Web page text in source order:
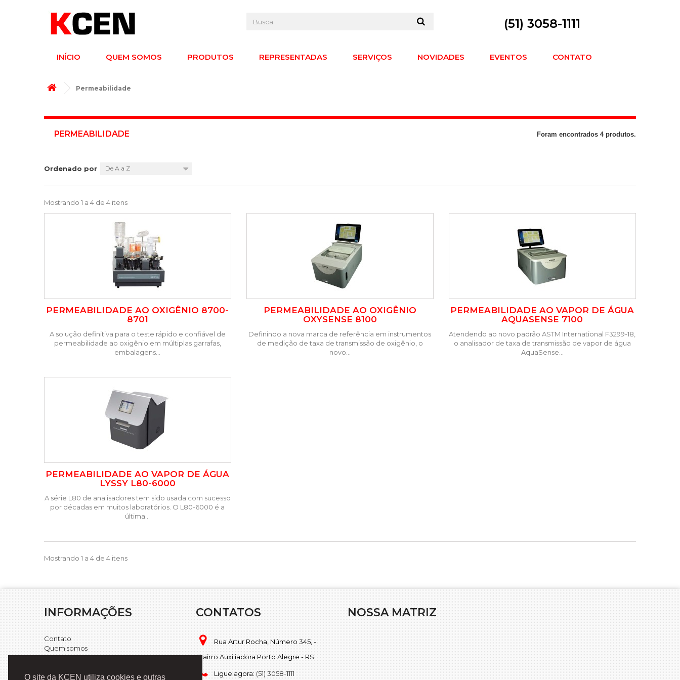
O site da KCEN utiliza cookies e outras
INÍCIO QUEM SOMOS PRODUTOS REPRESENTADAS SERVIÇOS NOVIDADES EVENTOS CONTATO
(51) 3058-1111
Permeabilidade
PERMEABILIDADE Foram encontrados 4 produtos.
Ordenado por De A a Z
Mostrando 1 a 4 de 4 itens
PERMEABILIDADE AO OXIGÊNIO 8700-
8701
A solução definitiva para o teste rápido e confiável de
permeabilidade ao oxigênio em múltiplas garrafas,
embalagens...
PERMEABILIDADE AO OXIGÊNIO
OXYSENSE 8100
Definindo a nova marca de referência em instrumentos
de medição de taxa de transmissão de oxigênio, o
novo...
PERMEABILIDADE AO VAPOR DE ÁGUA
AQUASENSE 7100
Atendendo ao novo padrão ASTM International F3299-18,
o analisador de taxa de transmissão de vapor de água
AquaSense...
PERMEABILIDADE AO VAPOR DE ÁGUA
LYSSY L80-6000
A série L80 de analisadores tem sido usada com sucesso
por décadas em muitos laboratórios. O L80-6000 é a
última...
Mostrando 1 a 4 de 4 itens
INFORMAÇÕES
Contato
Quem somos
Mapa do site
CONTATOS
Rua Artur Rocha, Número 345, -
Bairro Auxiliadora Porto Alegre - RS
Ligue agora:(51) 3058-1111
NOSSA MATRIZ